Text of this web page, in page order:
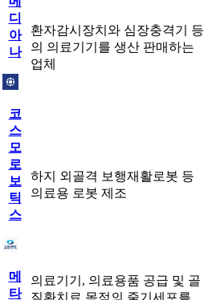
디
아
나
환자감시장치와 심장충격기 등
의 의료기기를 생산 판매하는
업체
코
스
모
로
보
틱
스
하지 외골격 보행재활로봇 등
의료용 로봇 제조
메
타
의료기기, 의료용품 공급 및 골
질환치료 목적의 줄기세포를